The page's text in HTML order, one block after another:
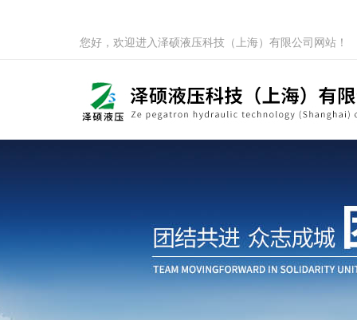
您好，欢迎进入泽硕液压科技（上海）有限公司网站！